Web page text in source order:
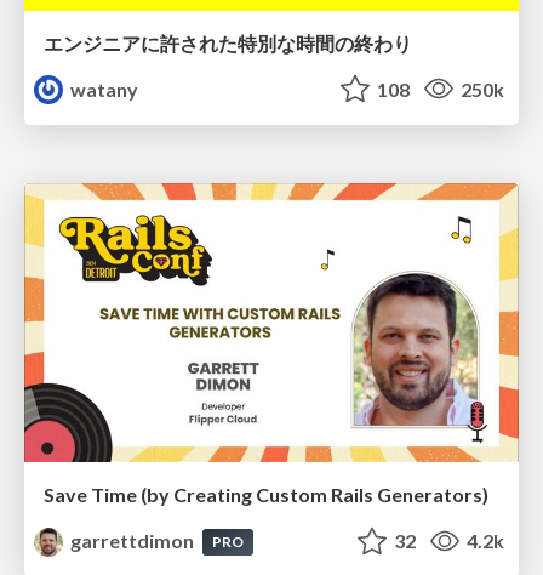
エンジニアに許された特別な時間の終わり
watany
108 250k
Save Time (by Creating Custom Rails Generators)
garrettdimon
PRO 32 4.2k